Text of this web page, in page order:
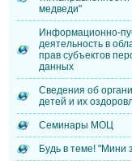
медведи"
Информационно-
деятельность в
прав субъектов
данных
Сведения об
детей и их
Семинары МОЦ
Будь в теме! "Мини